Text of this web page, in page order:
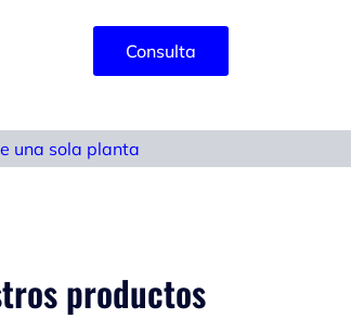
Consulta
una sola planta
productos